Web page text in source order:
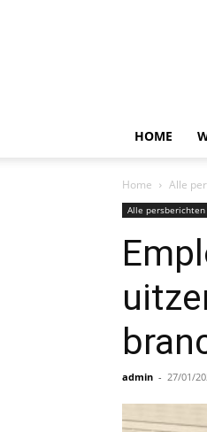
HOME
Home Alle
Alle persberichten
admin - 27/01/